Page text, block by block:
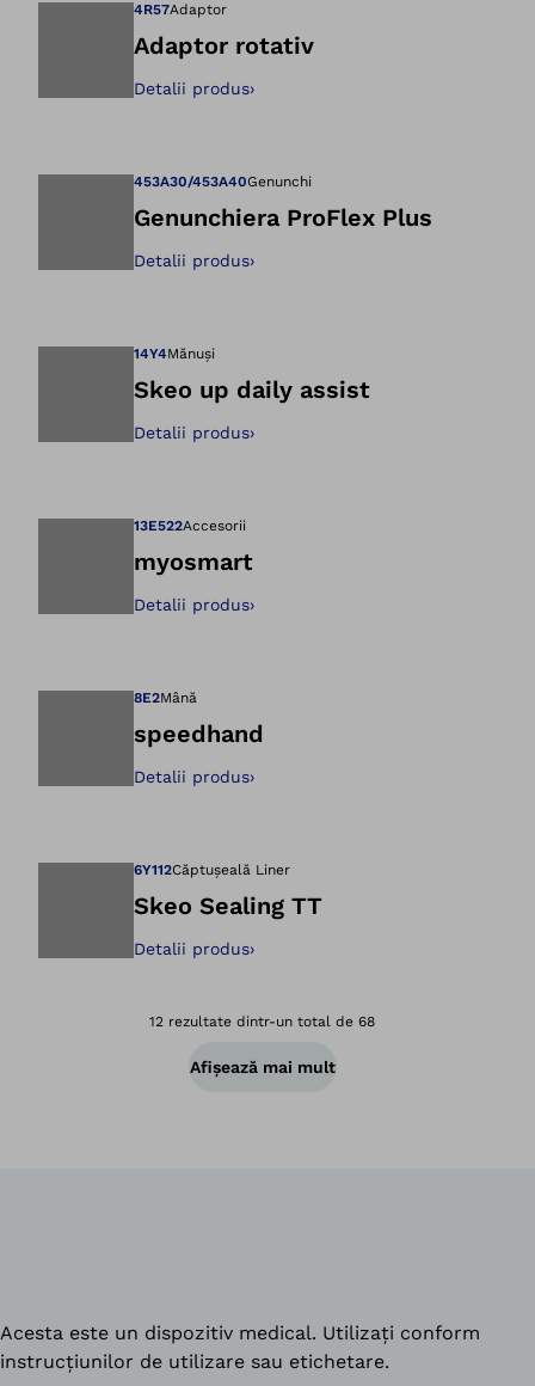
4R57Adaptor
Adaptor rotativ
Detalii produs›
453A30/453A40Genunchi
Genunchiera ProFlex Plus
Detalii produs›
14Y4Mănuși
Skeo up daily assist
Detalii produs›
13E522Accesorii
myosmart
Detalii produs›
8E2Mână
speedhand
Detalii produs›
6Y112Căptușeală Liner
Skeo Sealing TT
Detalii produs›
12 rezultate dintr-un total de 68
Afișează mai mult
Acesta este un dispozitiv medical. Utilizați conform
instrucțiunilor de utilizare sau etichetare.